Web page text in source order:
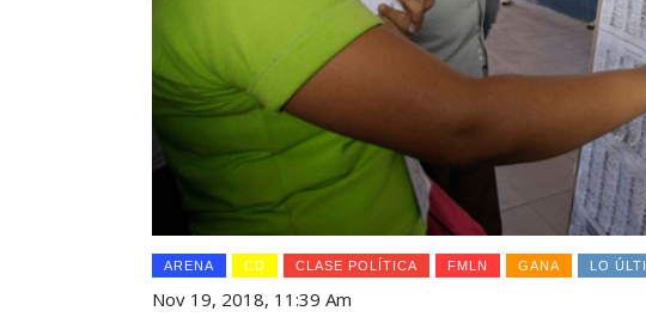
ARENA CD CLASE POLÍTICA FMLN GANA LO
Nov 19, 2018, 11:39 Am